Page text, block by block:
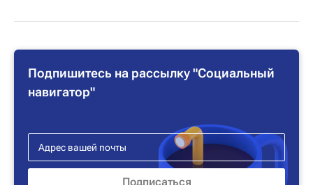
Подпишитесь на рассылку "Социальный
навигатор"